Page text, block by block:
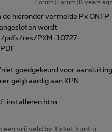
Forum|Forum|8 years
hieronder vermelde Px ONTP
wordt
pdfs/res/PXM-10727-
goedgekeurd voor aansluiting
gelijkaardig aan KPN
installeren.htm
vrij veld bv. ticket kunt u